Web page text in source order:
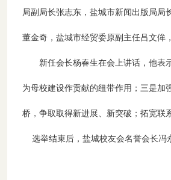
局副局长张志东，盐城市新闻出版局
董金奇，盐城市经贸委原副主任吕文侔
新任会长杨春生在会上讲话，他表示
为母校建设作贡献的纽带作用；三是加
桥，争取取得新进展、新突破；拓宽联
选举结束后，盐城校友会名誉会长冯